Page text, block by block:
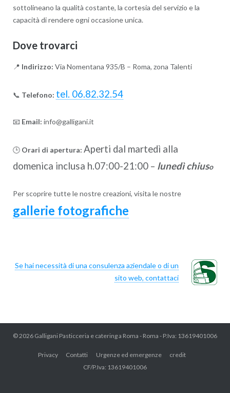
sottolineano la qualità costante, la cortesia del servizio e la
capacità di rendere ogni occasione unica.
Dove trovarci
📍 Indirizzo: Via Nomentana 935/B – Roma, zona Talenti
📞 Telefono: tel. 06.82.32.54
📧 Email: info@galligani.it
🕒 Orari di apertura: Aperti dal martedì alla
domenica inclusa h.07:00-21:00 – lunedì chiuso
Per scoprire tutte le nostre creazioni, visita le nostre
gallerie fotografiche
Se hai necessità di una consulenza aziendale o di un
sito web, contattaci
© 2026 Galligani Pasticceria e catering a Roma - Roma - P.Iva: 13619401006
Privacy Contatti Urgenze ed emergenze
credit
CF/P.Iva: 13619401006